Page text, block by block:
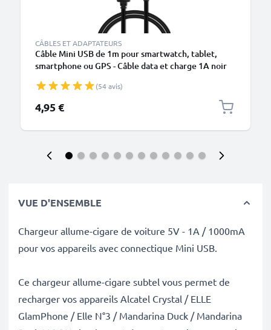
CÂBLES ET ADAPTATEURS
Câble Mini USB de 1m pour smartwatch, tablet,
smartphone ou GPS - Câble data et charge 1A noir
(54 avis)
4,95 €
VUE D'ENSEMBLE
Chargeur allume-cigare de voiture 5V - 1A / 1000mA
pour vos appareils avec connectique Mini USB.
Ce chargeur allume-cigare subtel vous permet de
recharger vos appareils Alcatel Crystal / ELLE
GlamPhone / Elle N°3 / Mandarina Duck / Mandarina